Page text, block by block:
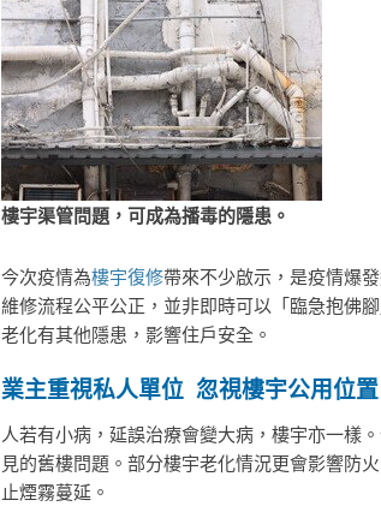
樓宇渠管問題，可成為播毒的隱患。
今次疫情為樓宇復修帶來不少啟示，是疫情爆
維修流程公平公正，並非即時可以「臨急抱佛
老化有其他隱患，影響住戶安全。
業主重視私人單位 忽視樓宇公用位置
人若有小病，延誤治療會變大病，樓宇亦一樣
見的舊樓問題。部分樓宇老化情況更會影響防
止煙霧蔓延。